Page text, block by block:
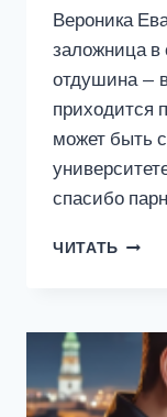
Вероника
заложница в
отдушина —
приходится
может быть
спасибо
ЧИТАТЬ